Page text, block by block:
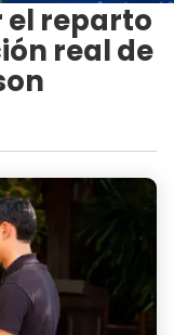
el reparto
real de